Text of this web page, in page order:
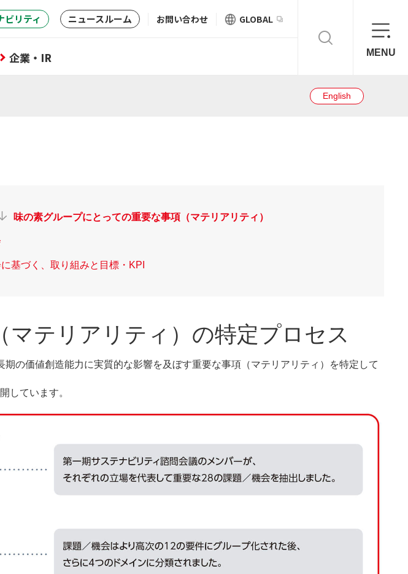
ビリティ ニュースルーム お問い合わせ GLOBAL
企業・IR MENU
English
味の素グループにとっての重要な事項（マテリアリティ）
基づく、取り組みと目標・KPI
テリアリティ）の特定プロセス
の価値創造能力に実質的な影響を及ぼす重要な事項（マテリアリティ）を特定して
しています。